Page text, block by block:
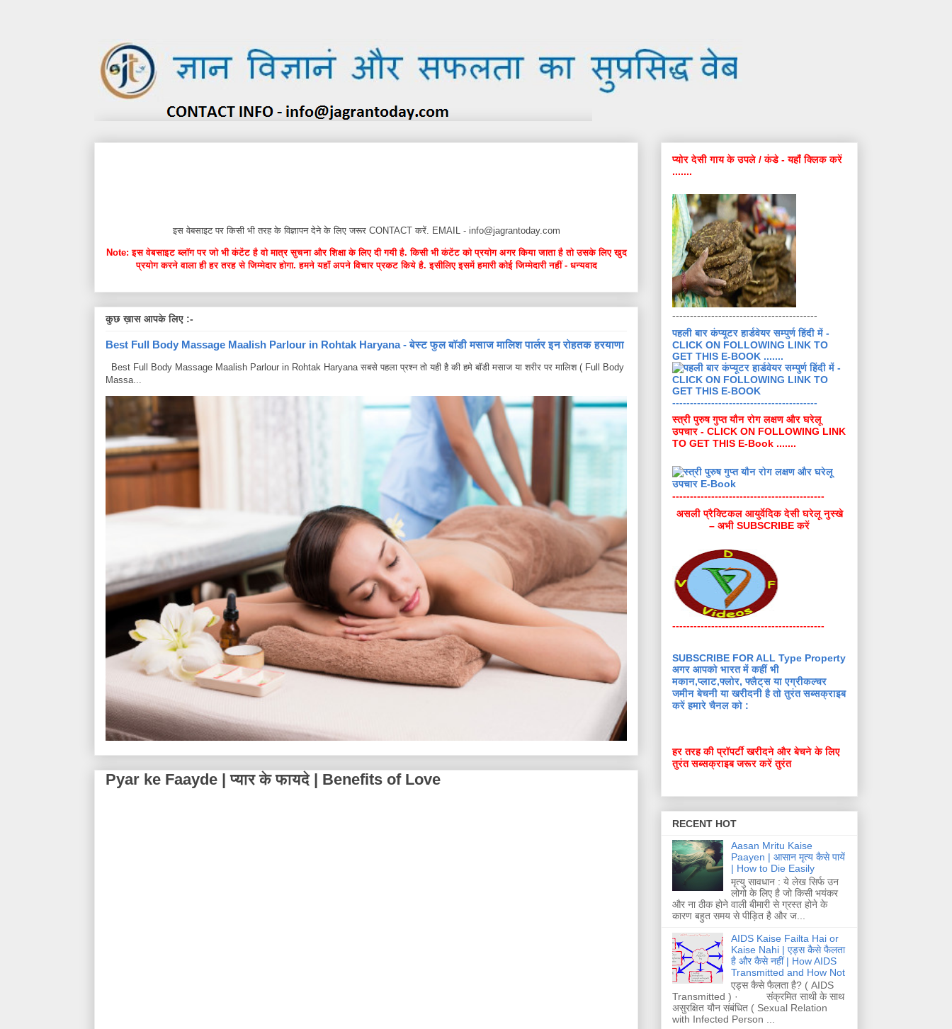
इस वेबसाइट पर किसी भी तरह के विज्ञापन देने के लिए जरूर CONTACT करें. EMAIL - info@jagrantoday.com
Note: इस वेबसाइट ब्लॉग पर जो भी कंटेंट है वो मात्र सुचना और शिक्षा के लिए दी गयी है. किसी भी कंटेंट को प्रयोग अगर किया जाता है तो उसके लिए खुद
प्रयोग करने वाला ही हर तरह से जिम्मेदार होगा. हमने यहाँ अपने विचार प्रकट किये है. इसीलिए इसमें हमारी कोई जिम्मेदारी नहीं - धन्यवाद
कुछ ख़ास आपके लिए :-
Best Full Body Massage Maalish Parlour in Rohtak Haryana - बेस्ट फुल बॉडी मसाज मालिश पार्लर इन रोहतक हरयाणा
Best Full Body Massage Maalish Parlour in Rohtak Haryana सबसे पहला प्रश्न तो यही है की हमे बॉडी मसाज या शरीर पर मालिश ( Full Body
Massa...
Pyar ke Faayde | प्यार के फायदे | Benefits of Love
प्योर देसी गाय के उपले / कंडे - यहाँ क्लिक करें
.......
-----------------------------------------
पहली बार कंप्यूटर हार्डवेयर सम्पुर्ण हिंदी में -
CLICK ON FOLLOWING LINK TO
GET THIS E-BOOK .......
-----------------------------------------
स्त्री पुरुष गुप्त यौन रोग लक्षण और घरेलू
उपचार - CLICK ON FOLLOWING LINK
TO GET THIS E-Book .......
-------------------------------------------
असली प्रैक्टिकल आयुर्वेदिक देसी घरेलू नुस्खे
– अभी SUBSCRIBE करें
-------------------------------------------
SUBSCRIBE FOR ALL Type Property
अगर आपको भारत में कहीं भी
मकान,प्लाट,फ्लोर, फ्लैट्स या एग्रीकल्चर
जमीन बेचनी या खरीदनी है तो तुरंत सब्सक्राइब
करें हमारे चैनल को :
हर तरह की प्रॉपर्टी खरीदने और बेचने के लिए
तुरंत सब्सक्राइब जरूर करें तुरंत
RECENT HOT
Aasan Mritu Kaise
Paayen | आसान मृत्य कैसे पायें
| How to Die Easily
मृत्यु सावधान : ये लेख सिर्फ उन
लोगो के लिए है जो किसी भयंकर
और ना ठीक होने वाली बीमारी से ग्रस्त होने के
कारण बहुत समय से पीड़ित है और ज...
AIDS Kaise Failta Hai or
Kaise Nahi | एड्स कैसे फैलता
है और कैसे नहीं | How AIDS
Transmitted and How Not
एड्स कैसे फैलता है? ( AIDS
Transmitted ) · संक्रमित साथी के साथ
असुरक्षित यौन संबंधित ( Sexual Relation
with Infected Person ...